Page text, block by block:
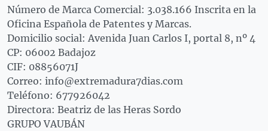
Número de Marca Comercial: 3.038.166 Inscrita en la
Oficina Española de Patentes y Marcas.
Domicilio social: Avenida Juan Carlos I, portal 8, nº 4
CP: 06002 Badajoz
CIF: 08856071J
Correo: info@extremadura7dias.com
Teléfono: 677926042
Directora: Beatriz de las Heras Sordo
GRUPO VAUBÁN